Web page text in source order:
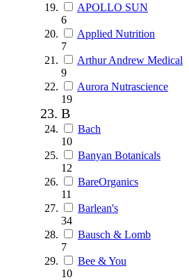
APOLLO SUN
6
Applied Nutrition
7
Arthur Andrew Medical
9
Aurora Nutrascience
19
B
Bach
10
Banyan Botanicals
12
BareOrganics
11
Barlean's
34
Bausch & Lomb
7
Bee & You
10